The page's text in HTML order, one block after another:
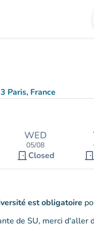
Paris, France
Maps)
WED
05/08
door_front Closed door_front
est obligatoire
de SU, merci d'aller